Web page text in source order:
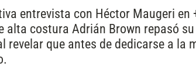
entrevista con Héctor Maugeri en
alta costura Adrián Brown repasó
revelar que antes de dedicarse a la